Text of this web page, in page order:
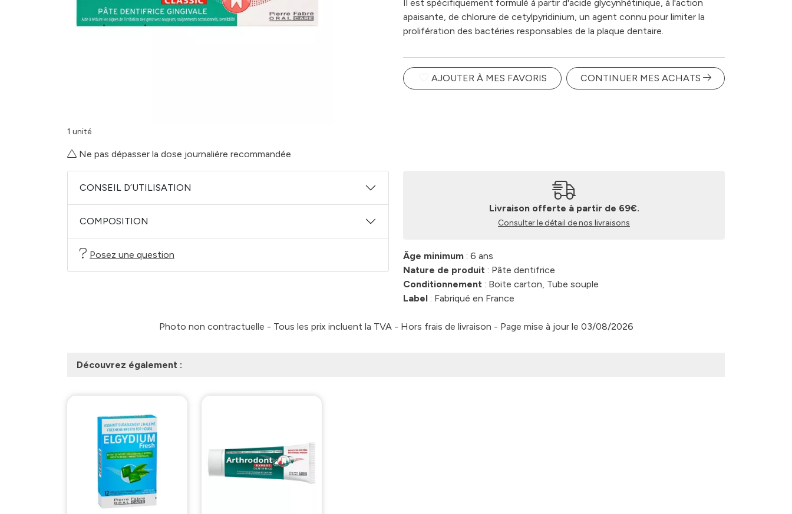
1 unité
Ne pas dépasser la dose journalière recommandée
Il est spécifiquement formulé à partir d'acide glycynhétinique, à l'action
apaisante, de chlorure de cetylpyridinium, un agent connu pour limiter la
prolifération des bactéries responsables de la plaque dentaire.
AJOUTER À MES FAVORIS CONTINUER MES ACHATS
CONSEIL D’UTILISATION
COMPOSITION
Posez une question
Livraison offerte à partir de 69€.
Consulter le détail de nos livraisons
Âge minimum : 6 ans
Nature de produit : Pâte dentifrice
Conditionnement : Boite carton, Tube souple
Label : Fabriqué en France
Photo non contractuelle - Tous les prix incluent la TVA - Hors frais de livraison - Page mise à jour le 03/08/2026
Découvrez également :